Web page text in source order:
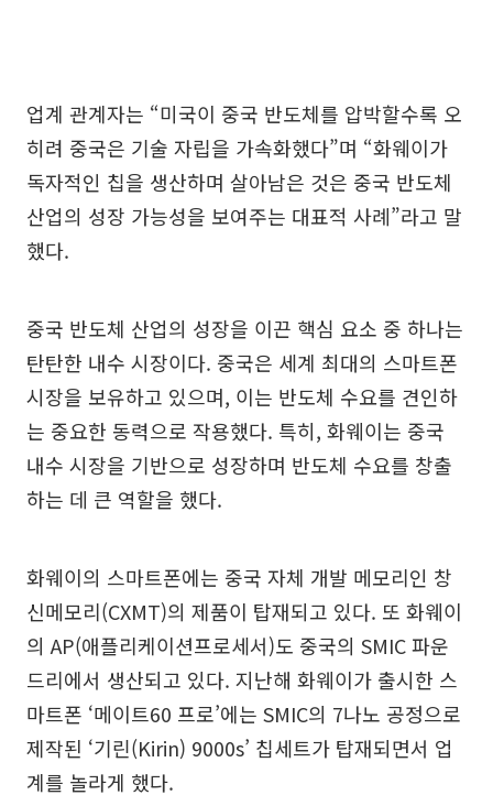
업계 관계자는 “미국이 중국 반도체를 압박할수록 오
히려 중국은 기술 자립을 가속화했다”며 “화웨이가
독자적인 칩을 생산하며 살아남은 것은 중국 반도체
산업의 성장 가능성을 보여주는 대표적 사례”라고 말
했다.
중국 반도체 산업의 성장을 이끈 핵심 요소 중 하나는
탄탄한 내수 시장이다. 중국은 세계 최대의 스마트폰
시장을 보유하고 있으며, 이는 반도체 수요를 견인하
는 중요한 동력으로 작용했다. 특히, 화웨이는 중국
내수 시장을 기반으로 성장하며 반도체 수요를 창출
하는 데 큰 역할을 했다.
화웨이의 스마트폰에는 중국 자체 개발 메모리인 창
신메모리(CXMT)의 제품이 탑재되고 있다. 또 화웨이
의 AP(애플리케이션프로세서)도 중국의 SMIC 파운
드리에서 생산되고 있다. 지난해 화웨이가 출시한 스
마트폰 ‘메이트60 프로’에는 SMIC의 7나노 공정으로
제작된 ‘기린(Kirin) 9000s’ 칩세트가 탑재되면서 업
계를 놀라게 했다.